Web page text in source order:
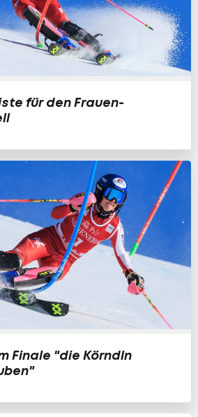
für den Frauen-
Finale "die Körndln